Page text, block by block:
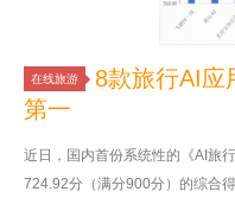
在线旅游
8款旅行AI应
第一
近日，国内首份系统性的《AI旅
724.92分（满分900分）的综合